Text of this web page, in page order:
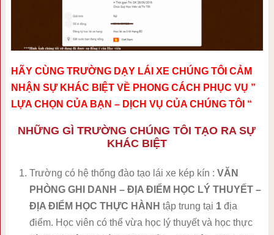
HÃY CÙNG TRƯỜNG DẠY LÁI XE CHÚNG TÔI CẢM
NHẬN SỰ KHÁC BIỆT VỀ PHONG CÁCH PHỤC VỤ ”
LỰA CHỌN CỦA BẠN – DỊCH VỤ CỦA CHÚNG TÔI “
NHỮNG GÌ TRƯỜNG CHÚNG TÔI TẠO RA SỰ
KHÁC BIỆT
Trường có hệ thống đào tạo lái xe kép kín : VĂN
PHÒNG GHI DANH – ĐỊA ĐIỂM HỌC LÝ THUYẾT –
ĐỊA ĐIỂM HỌC THỰC HÀNH tập trung tại 1địa
điểm. Học viên có thể vừa học lý thuyết và học thực